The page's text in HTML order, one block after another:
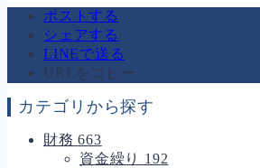
ポストする
シェアする
LINEで送る
URLをコピー
カテゴリから探す
財務663
資金繰り 192